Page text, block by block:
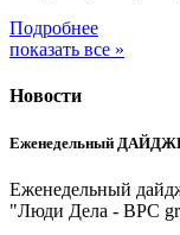
Подробнее
показать все »
Новости
Еженедельный
Еженедельный
"Люди Дела - BPC